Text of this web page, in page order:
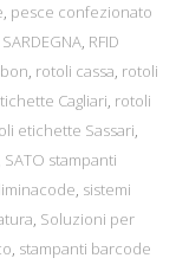
, pesce confezionato
, RFID
, rotoli cassa, rotoli
Cagliari, rotoli
etichette Sassari,
SATO stampanti
, sistemi
, Soluzioni per
, stampanti barcode